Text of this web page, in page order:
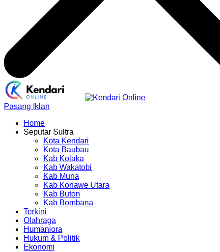
Pasang Iklan
Home
Seputar Sultra
Kota Kendari
Kota Baubau
Kab Kolaka
Kab Wakatobi
Kab Muna
Kab Konawe Utara
Kab Buton
Kab Bombana
Terkini
Olahraga
Humaniora
Hukum & Politik
Ekonomi